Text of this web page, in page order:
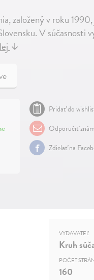
založený v roku
V súčasnosti
↓
Pridať do
Odporučiť
Zdielať na
VYDAVATEĽ
Kruh
POČET
160